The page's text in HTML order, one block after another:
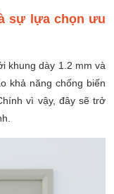
sự lựa chọn ưu
khung dày 1.2 mm và
khả năng chống biến
vì vậy, đây sẽ trở